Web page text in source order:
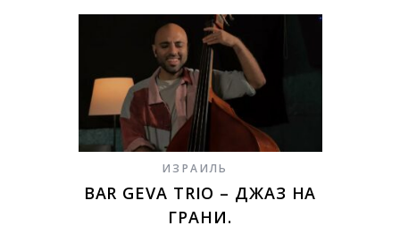
ИЗРАИЛЬ
BAR GEVA TRIO – ДЖАЗ НА
ГРАНИ.